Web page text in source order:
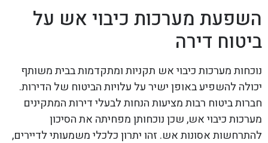
השפעת מערכות כיבוי אש על
ביטוח דירה
נוכחות מערכות כיבוי אש תקניות ומתקדמות בבית משותף
יכולה להשפיע באופן ישיר על עלויות הביטוח של הדירות.
חברות ביטוח רבות מציעות הנחות לבעלי דירות המתקינים
מערכות כיבוי אש, שכן נוכחותן מפחיתה את הסיכון
להתרחשות אסונות אש. זהו יתרון כלכלי משמעותי לדיירים,